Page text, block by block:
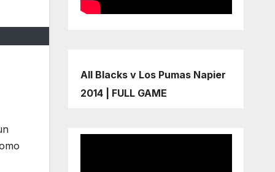
All Blacks v Los Pumas Napier
2014 | FULL GAME